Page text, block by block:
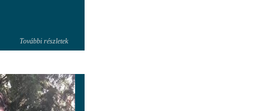
További részletek